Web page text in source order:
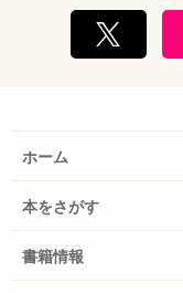
ホーム
本をさがす
書籍情報